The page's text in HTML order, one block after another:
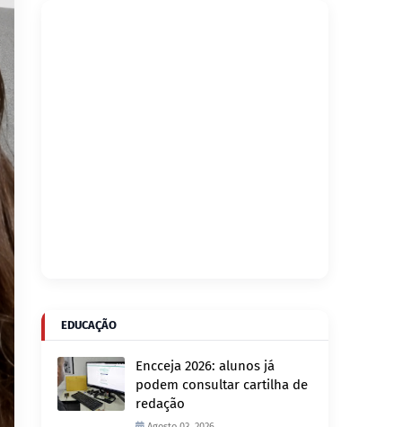
EDUCAÇÃO
Encceja 2026: alunos já
podem consultar cartilha de
redação